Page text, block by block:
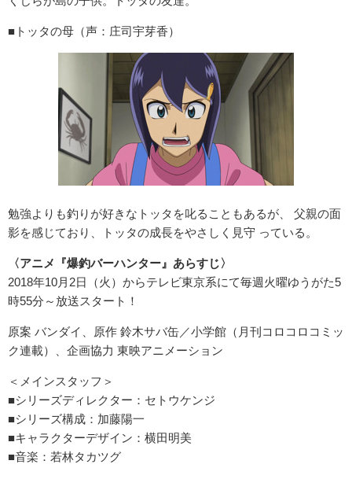
■トッタの母（声：庄司宇芽香）
勉強よりも釣りが好きなトッタを叱ることもあるが、 父親の面
影を感じており、トッタの成長をやさしく見守 っている。
〈アニメ『爆釣バーハンター』あらすじ〉
2018年10月2日（火）からテレビ東京系にて毎週火曜ゆうがた5
時55分～放送スタート！
原案 バンダイ、原作 鈴木サバ缶／小学館（月刊コロコロコミッ
ク連載）、企画協力 東映アニメーション
＜メインスタッフ＞
■シリーズディレクター：セトウケンジ
■シリーズ構成：加藤陽一
■キャラクターデザイン：横田明美
■音楽：若林タカツグ